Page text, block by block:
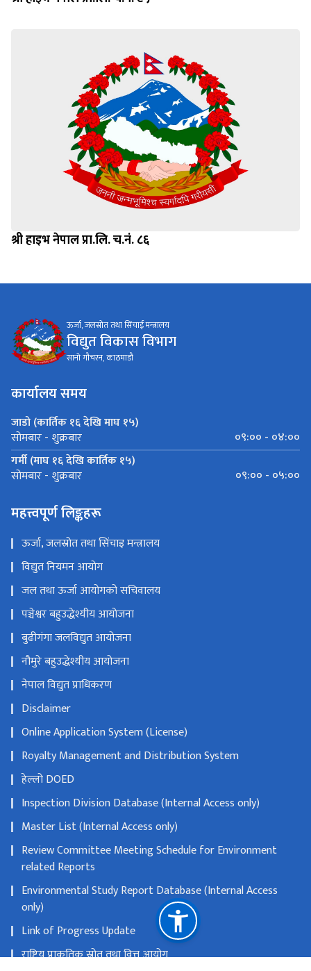
श्री हाइभ नेपाल प्रा.लि. च.नं. ८६
ऊर्जा, जलस्रोत तथा सिंचाई मन्त्रालय
विद्युत विकास विभाग
सानो गौचरन, काठमाडौ
कार्यालय समय
जाडो (कार्तिक १६ देखि माघ १५)
सोमबार - शुक्रबार
०९:०० - ०४:००
गर्मी (माघ १६ देखि कार्तिक १५)
सोमबार - शुक्रबार ०९:०० - ०५:००
महत्त्वपूर्ण लिङ्कहरू
ऊर्जा, जलस्रोत तथा सिंचाइ मन्त्रालय
विद्युत नियमन आयोग
जल तथा ऊर्जा आयोगको सचिवालय
पञ्चेश्वर बहुउद्धेश्यीय आयोजना
बुढीगंगा जलविद्युत आयोजना
नौमुरे बहुउद्धेश्यीय आयोजना
नेपाल विद्युत प्राधिकरण
Disclaimer
Online Application System (License)
Royalty Management and Distribution System
हेल्लो DOED
Inspection Division Database (Internal Access only)
Master List (Internal Access only)
Review Committee Meeting Schedule for Environment
related Reports
Environmental Study Report Database (Internal Access
only)
Link of Progress Update
राष्ट्रिय प्राकृतिक स्रोत तथा वित्त आयोग